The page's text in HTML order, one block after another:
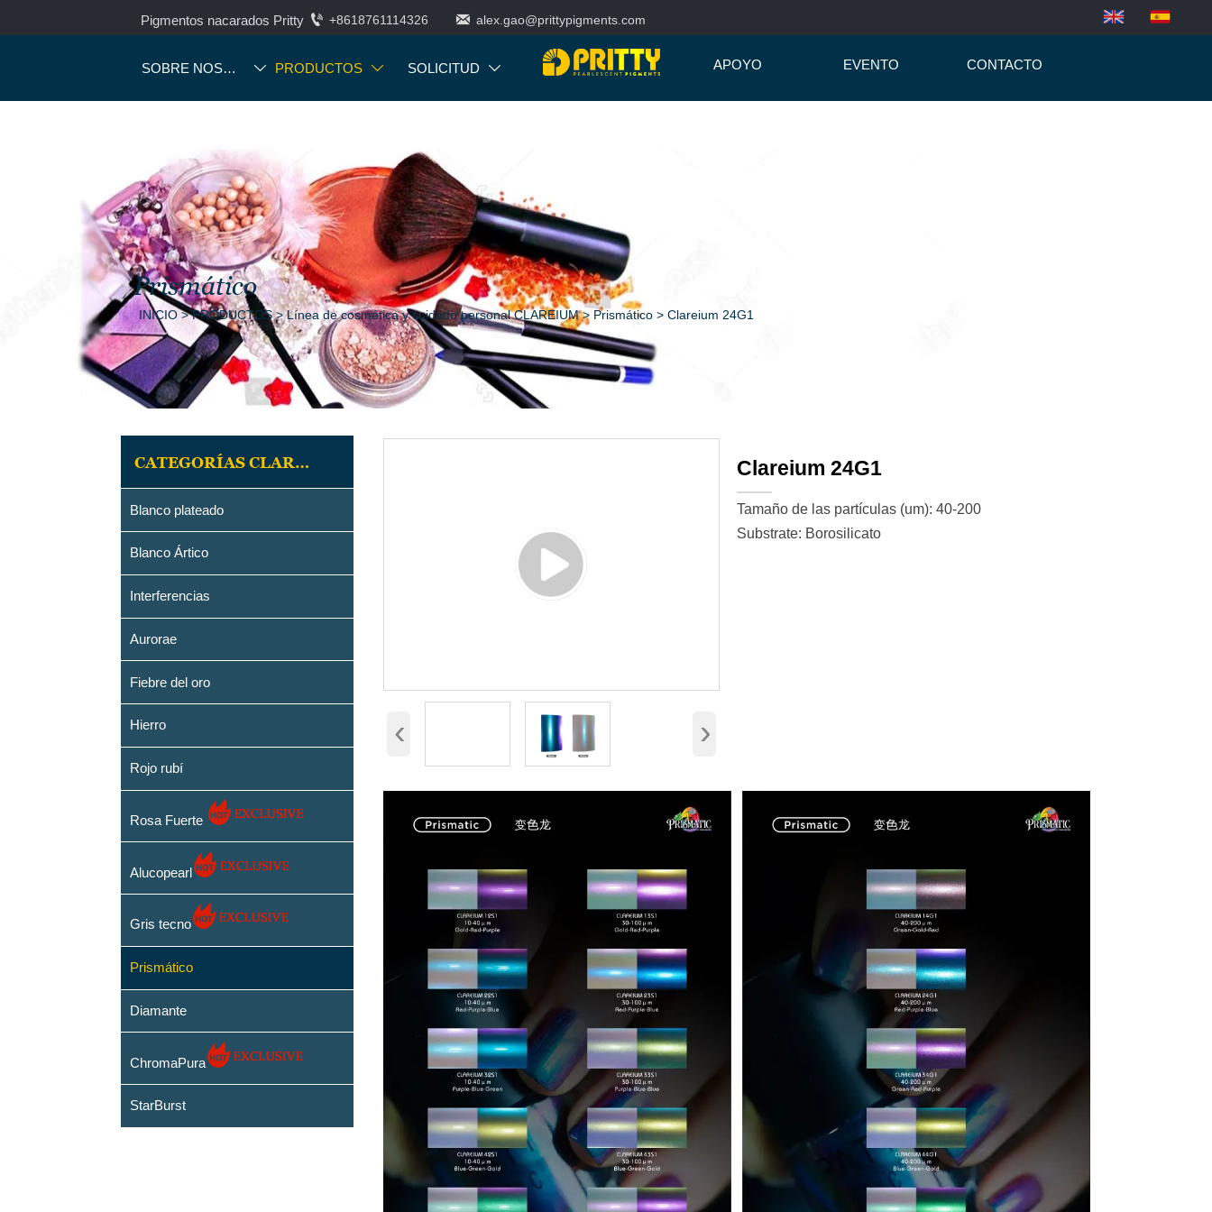
Pigmentos nacarados Pritty  +8618761114326  alex.gao@prittypigments.com
SOBRE NOSOTROS  PRODUCTOS  SOLICITUD  APOYO EVENTO CONTACTO
Prismático
INICIO>PRODUCTOS>Línea de cosmética y cuidado personal CLAREIUM> Prismático >Clareium 24G1
CATEGORÍAS CLAREIUM
Blanco plateado
Blanco Ártico
Interferencias
Aurorae
Fiebre del oro
Hierro
Rojo rubí
Rosa Fuerte
Alucopearl
Gris tecno
Prismático
Diamante
ChromaPura
StarBurst
‹ ›
Clareium 24G1
Tamaño de las partículas (um): 40-200
Substrate: Borosilicato